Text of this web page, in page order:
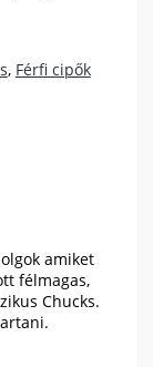
, Férfi cipők
amiket
félmagas,
Chucks.